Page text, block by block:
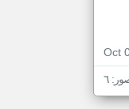
Oct